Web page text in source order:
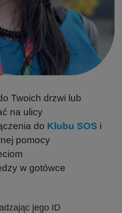
Twoich drzwi lub
na ulicy
do Klubu SOS i
pomocy
w gotówce
jego ID